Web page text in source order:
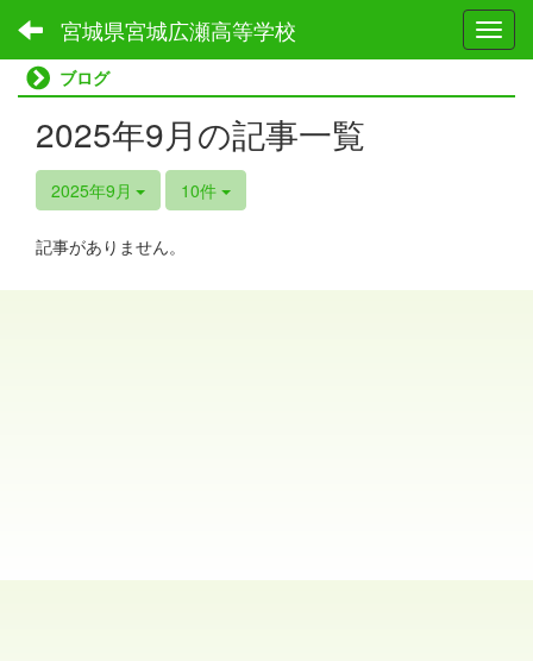
宮城県宮城広瀬高等学校
ブログ
2025年9月の記事一覧
2025年9月 10件
記事がありません。